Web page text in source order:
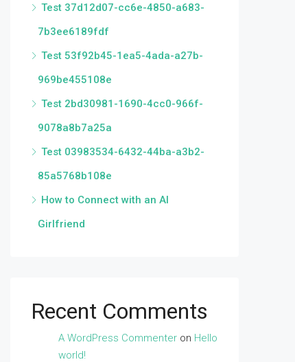
Test 37d12d07-cc6e-4850-a683-
7b3ee6189fdf
Test 53f92b45-1ea5-4ada-a27b-
969be455108e
Test 2bd30981-1690-4cc0-966f-
9078a8b7a25a
Test 03983534-6432-44ba-a3b2-
85a5768b108e
How to Connect with an AI
Girlfriend
Recent Comments
A WordPress Commenter on Hello
world!